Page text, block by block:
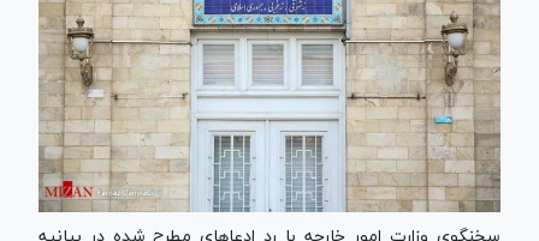
سخنگوی وزارت امور خارجه با رد ادعا‌های مطرح شده در بیانیه